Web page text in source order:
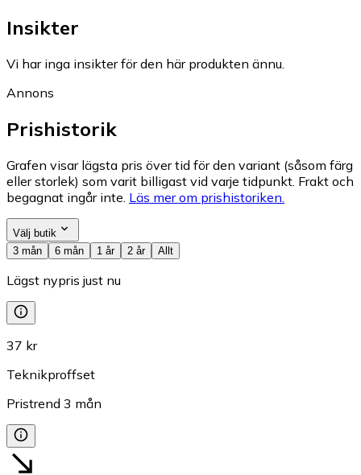
Insikter
Vi har inga insikter för den här produkten ännu.
Annons
Prishistorik
Grafen visar lägsta pris över tid för den variant (såsom färg
eller storlek) som varit billigast vid varje tidpunkt. Frakt och
begagnat ingår inte. Läs mer om prishistoriken.
Välj butik
3 mån
6 mån 1 år 2 år Allt
Lägst nypris just nu
37 kr
Teknikproffset
Pristrend 3 mån